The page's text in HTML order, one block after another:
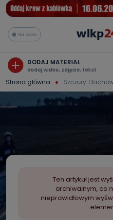
Na żywo
DODAJ MATERIAŁ
dodaj wideo, zdjęcie, tekst
Strona główna Szczury:
Ten artykuł jest
archiwalnym, co
nieprawidłowym